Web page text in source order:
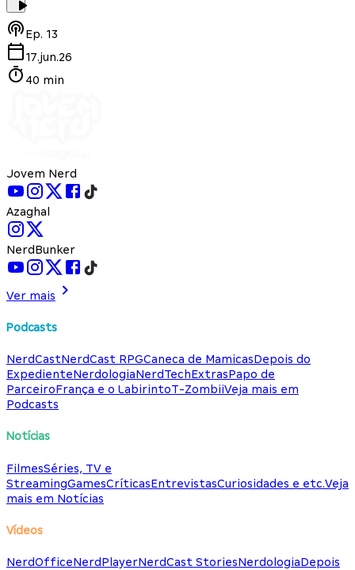
Ep. 13
17.jun.26
40 min
Jovem Nerd
Azaghal
NerdBunker
Ver mais
Podcasts
NerdCastNerdCast RPGCaneca de MamicasDepois do
ExpedienteNerdologiaNerdTechExtrasPapo de
ParceiroFrança e o LabirintoT-ZombiiVeja mais em
Podcasts
Notícias
FilmesSéries, TV e
StreamingGamesCríticasEntrevistasCuriosidades e etc.Veja
mais em Notícias
Vídeos
NerdOfficeNerdPlayerNerdCast StoriesNerdologiaDepois